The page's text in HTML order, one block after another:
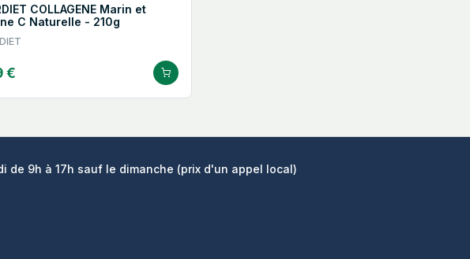
COLLAGENE Marin et
C Naturelle - 210g
€
de 9h à 17h sauf le dimanche (prix d'un appel local)